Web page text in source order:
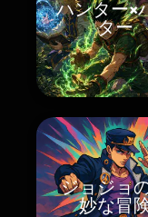
ハンター×
ター
ジョジョ
妙な冒